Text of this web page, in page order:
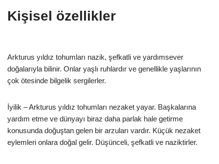
Kişisel özellikler
Arkturus yıldız tohumları nazik, şefkatli ve yardımsever
doğalarıyla bilinir. Onlar yaşlı ruhlardır ve genellikle yaşlarının
çok ötesinde bilgelik sergilerler.
İyilik – Arkturus yıldız tohumları nezaket yayar. Başkalarına
yardım etme ve dünyayı biraz daha parlak hale getirme
konusunda doğuştan gelen bir arzuları vardır. Küçük nezaket
eylemleri onlara doğal gelir. Düşünceli, şefkatli ve naziktirler.